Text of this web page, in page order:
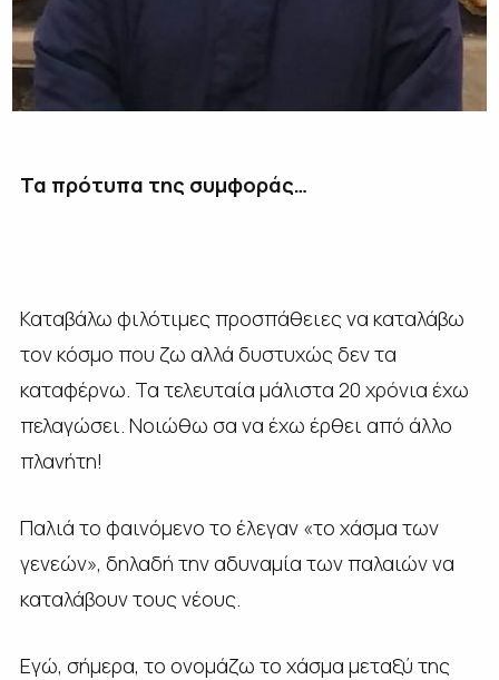
Τα πρότυπα της συμφοράς…
Καταβάλω φιλότιμες προσπάθειες να καταλάβω
τον κόσμο που ζω αλλά δυστυχώς δεν τα
καταφέρνω. Τα τελευταία μάλιστα 20 χρόνια έχω
πελαγώσει. Νοιώθω σα να έχω έρθει από άλλο
πλανήτη!
Παλιά το φαινόμενο το έλεγαν «το χάσμα των
γενεών», δηλαδή την αδυναμία των παλαιών να
καταλάβουν τους νέους.
Εγώ, σήμερα, το ονομάζω το χάσμα μεταξύ της